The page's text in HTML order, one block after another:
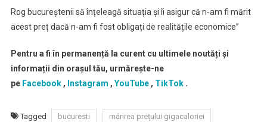
Rog bucureștenii să înțeleagă situația și îi asigur că n-am fi mărit
acest preț dacă n-am fi fost obligați de realitățile economice”
Pentru a fi în permanență la curent cu ultimele noutăți și
informații din orașul tău, urmărește-ne
pe Facebook, Instagram , YouTube, TikTok.
Tagged bucuresti mărirea prețului gigacaloriei